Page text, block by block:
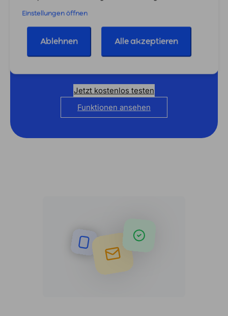
Teste easybill 7 Tage lang völlig kostenlos und
Jetzt kostenlos testen
Funktionen ansehen
Einstellungen öffnen
Ablehnen Alle akzeptieren